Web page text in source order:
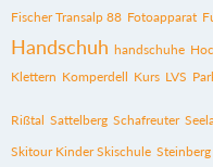
Fischer Transalp 88 Fotoapparat
Handschuh handschuhe
Klettern Komperdell Kurs LVS
Rißtal Sattelberg Schafreuter
Skitour Kinder Skischule Steinberg